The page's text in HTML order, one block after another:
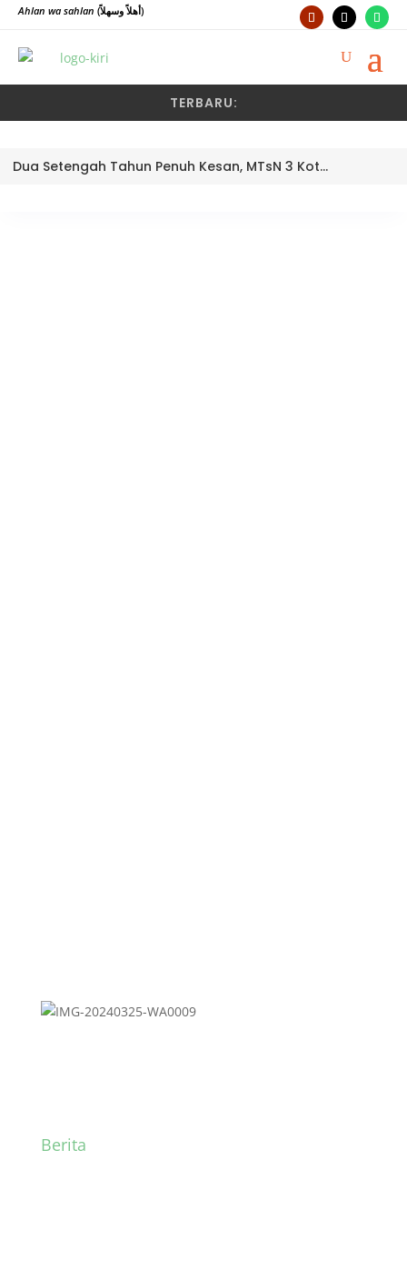
Ahlan wa sahlan (أهلاً وسهلاً)
TERBARU:
Dua Setengah Tahun Penuh Kesan, MTsN 3 Kota Padang Lepas Pengawas Pembina Dra. Nayusminar Nasrun
Berita